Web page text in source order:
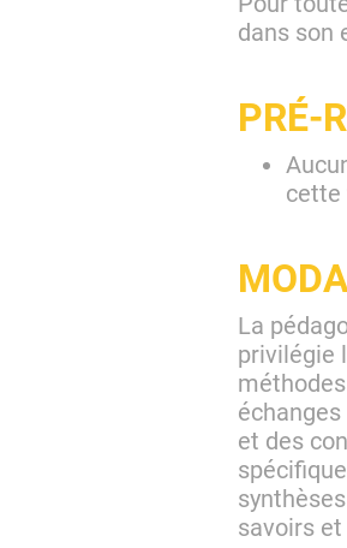
dans son
PRÉ-
cette
La
privilégie
et des
savoirs